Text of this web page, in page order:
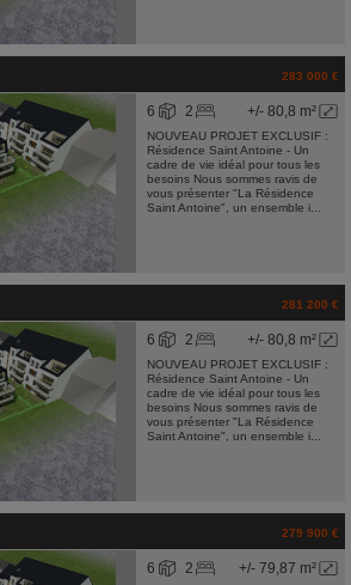
283 000 €
+/- 80,8 m²
6 2
NOUVEAU PROJET EXCLUSIF :
Résidence Saint Antoine - Un
cadre de vie idéal pour tous les
besoins Nous sommes ravis de
vous présenter "La Résidence
Saint Antoine", un ensemble i...
281 200 €
+/- 80,8 m²
6 2
NOUVEAU PROJET EXCLUSIF :
Résidence Saint Antoine - Un
cadre de vie idéal pour tous les
besoins Nous sommes ravis de
vous présenter "La Résidence
Saint Antoine", un ensemble i...
279 900 €
+/- 79,87 m²
6 2